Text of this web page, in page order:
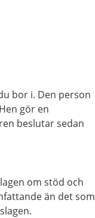
bor i. Den person
gör en
beslutar sedan
om stöd och
än det som